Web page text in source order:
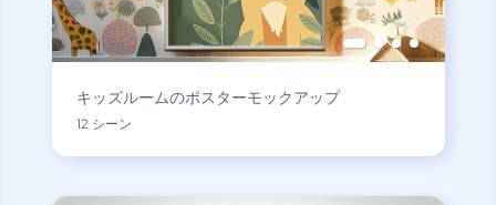
キッズルームのポスターモックアップ
12 シーン